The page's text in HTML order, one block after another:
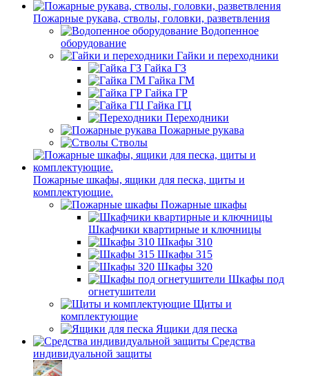
Пожарные рукава, стволы, головки, разветвления
Водопенное
оборудование
Гайки и переходники
Гайка ГЗ
Гайка ГМ
Гайка ГР
Гайка ГЦ
Переходники
Пожарные рукава
Стволы
Пожарные шкафы, ящики для песка, щиты и
комплектующие.
Пожарные шкафы
Шкафчики квартирные и ключницы
Шкафы 310
Шкафы 315
Шкафы 320
Шкафы под
огнетушители
Щиты и
комплектующие
Ящики для песка
Средства
индивидуальной защиты